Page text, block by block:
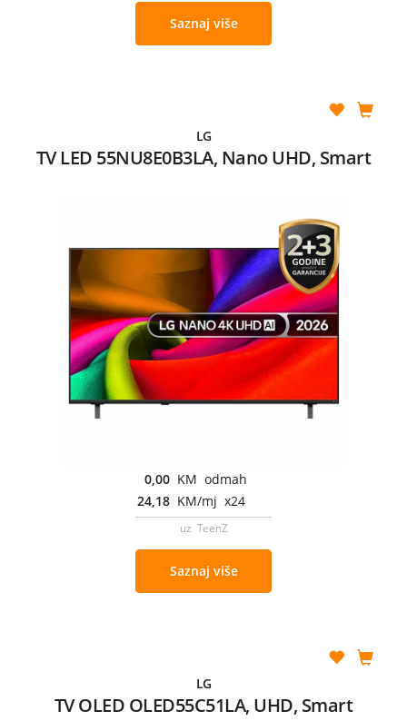
Saznaj više
LG
TV LED 55NU8E0B3LA, Nano UHD, Smart
0,00 KM odmah
24,18 KM/mj x24
uz TeenZ
Saznaj više
LG
TV OLED OLED55C51LA, UHD, Smart